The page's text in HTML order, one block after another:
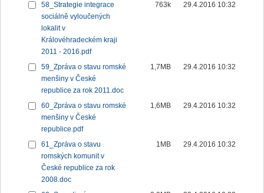
58_Strategie integrace
sociálně vyloučených
lokalit v
Královéhradeckém kraji
2011 - 2016.pdf
763k 29.4.2016 10:32
59_Zpráva o stavu romské
menšiny v České
republice za rok 2011.doc
1,7MB 29.4.2016 10:32
60_Zpráva o stavu romské
menšiny v České
republice.pdf
1,6MB 29.4.2016 10:32
61_Zpráva o stavu
romských komunit v
České republice za rok
2008.doc
1MB 29.4.2016 10:32